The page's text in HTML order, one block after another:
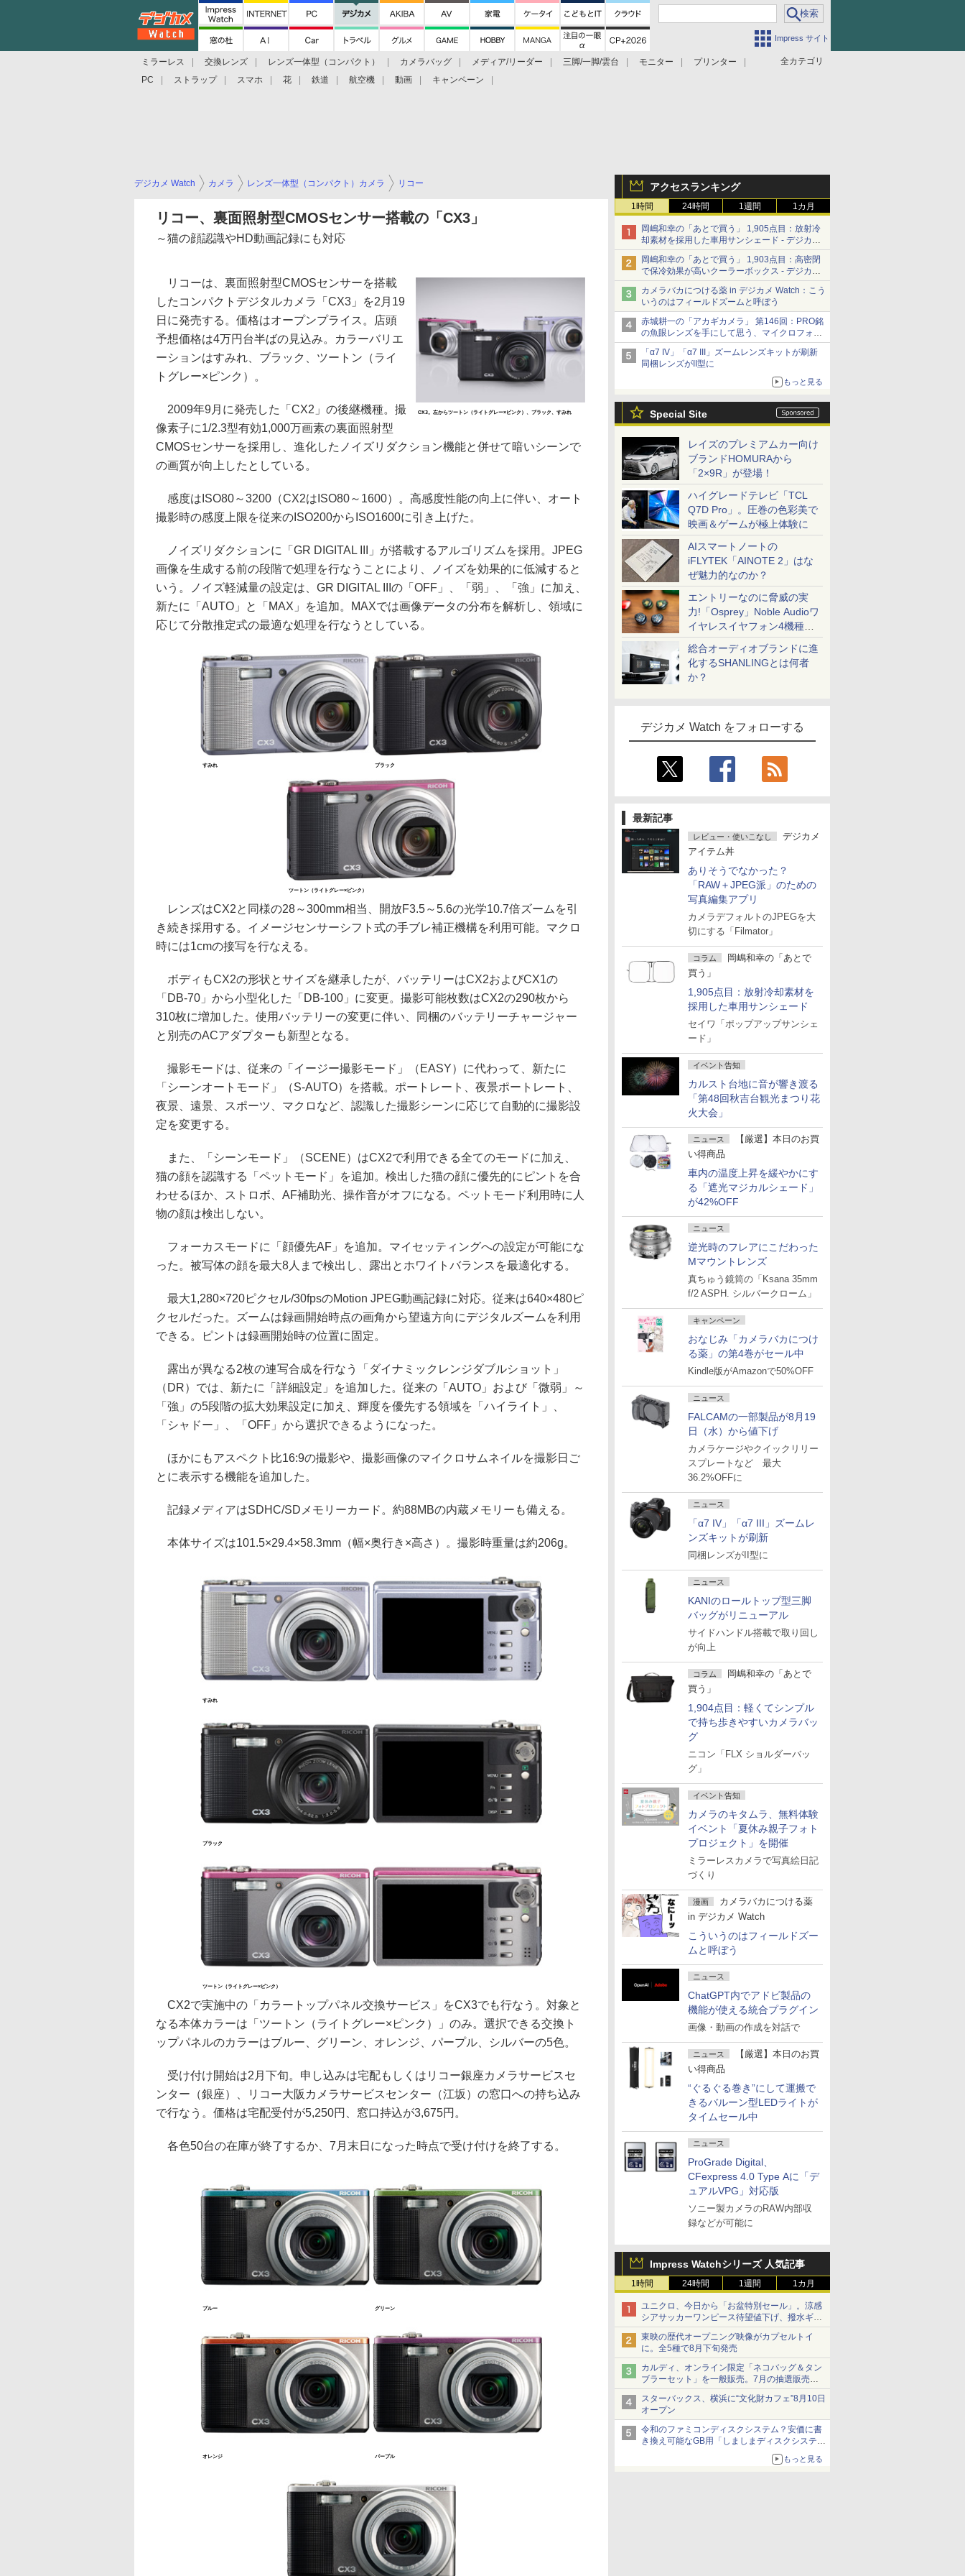
Impress サイト
全カテゴリ
ミラーレス 交換レンズ レンズ一体型（コンパクト） カメラバッグ メディア/リーダー 三脚/一脚/雲台 モニター
プリンター
PC
ストラップ スマホ 花 鉄道 航空機 動画 キャンペーン
アクセスランキング
1時間 24時間 1週間 1カ月
岡嶋和幸の「あとで買う」 1,905点目：放射冷
却素材を採用した車用サンシェード - デジカメ
Watch
岡嶋和幸の「あとで買う」 1,903点目：高密閉
で保冷効果が高いクーラーボックス - デジカメ
Watch
カメラバカにつける薬 in デジカメ Watch：こう
いうのはフィールドズームと呼ぼう
赤城耕一の「アカギカメラ」 第146回：PRO銘
の魚眼レンズを手にして思う、マイクロフォー
サーズへの期待と可能性
「α7 IV」「α7 III」ズームレンズキットが刷新
同梱レンズがII型に
もっと見る
Special Site
レイズのプレミアムカー向け
ブランドHOMURAから
「2×9R」が登場！
ハイグレードテレビ「TCL
Q7D Pro」。圧巻の色彩美で
映画＆ゲームが極上体験に
AIスマートノートの
iFLYTEK「AINOTE 2」はな
ぜ魅力的なのか？
エントリーなのに脅威の実
力!「Osprey」Noble Audioワ
イヤレスイヤフォン4機種を
一気に聴く
総合オーディオブランドに進
化するSHANLINGとは何者
か？
デジカメ Watch をフォローする
最新記事
レビュー・使いこなし
デジカメ
アイテム丼
ありそうでなかった？
「RAW＋JPEG派」のための
写真編集アプリ
カメラデフォルトのJPEGを大
切にする「Filmator」
コラム
岡嶋和幸の「あとで
買う」
1,905点目：放射冷却素材を
採用した車用サンシェード
セイワ「ポップアップサンシェ
ード」
イベント告知
カルスト台地に音が響き渡る
「第48回秋吉台観光まつり花
火大会」
ニュース
【厳選】本日のお買
い得商品
車内の温度上昇を緩やかにす
る「遮光マジカルシェード」
が42%OFF
ニュース
逆光時のフレアにこだわった
Mマウントレンズ
真ちゅう鏡筒の「Ksana 35mm
f/2 ASPH. シルバークローム」
キャンペーン
おなじみ「カメラバカにつけ
る薬」の第4巻がセール中
Kindle版がAmazonで50%OFF
ニュース
FALCAMの一部製品が8月19
日（水）から値下げ
カメラケージやクイックリリー
スプレートなど 最大
36.2%OFFに
ニュース
「α7 IV」「α7 III」ズームレ
ンズキットが刷新
同梱レンズがII型に
ニュース
KANIのロールトップ型三脚
バッグがリニューアル
サイドハンドル搭載で取り回し
が向上
コラム
岡嶋和幸の「あとで
買う」
1,904点目：軽くてシンプル
で持ち歩きやすいカメラバッ
グ
ニコン「FLX ショルダーバッ
グ」
イベント告知
カメラのキタムラ、無料体験
イベント「夏休み親子フォト
プロジェクト」を開催
ミラーレスカメラで写真絵日記
づくり
漫画
カメラバカにつける薬
in デジカメ Watch
こういうのはフィールドズー
ムと呼ぼう
ニュース
ChatGPT内でアドビ製品の
機能が使える統合プラグイン
画像・動画の作成を対話で
ニュース
【厳選】本日のお買
い得商品
“ぐるぐる巻き”にして運搬で
きるバルーン型LEDライトが
タイムセール中
ニュース
ProGrade Digital、
CFexpress 4.0 Type Aに「デ
ュアルVPG」対応版
ソニー製カメラのRAW内部収
録などが可能に
Impress Watchシリーズ 人気記事
1時間 24時間 1週間 1カ月
ユニクロ、今日から「お盆特別セール」。涼感
シアサッカーワンピース待望値下げ、撥水ギア
ショーツは1990円に
東映の歴代オープニング映像がカプセルトイ
に。全5種で8月下旬発売
カルディ、オンライン限定「ネコバッグ＆タン
ブラーセット」を一般販売。7月の抽選販売の
当選無効分
スターバックス、横浜に“文化財カフェ”8月10日
オープン
令和のファミコンディスクシステム？安価に書
き換え可能なGB用「しましまディスクシステ
もっと見る
デジカメ Watch カメラ レンズ一体型（コンパクト）カメラ リコー
リコー、裏面照射型CMOSセンサー搭載の「CX3」
～猫の顔認識やHD動画記録にも対応
CX3。左からツートン（ライトグレー×ピンク）、ブラック、すみれ
リコーは、裏面照射型CMOSセンサーを搭載
したコンパクトデジタルカメラ「CX3」を2月19
日に発売する。価格はオープンプライス。店頭
予想価格は4万円台半ばの見込み。カラーバリエ
ーションはすみれ、ブラック、ツートン（ライ
トグレー×ピンク）。
2009年9月に発売した「CX2」の後継機種。撮
像素子に1/2.3型有効1,000万画素の裏面照射型
CMOSセンサーを採用し、進化したノイズリダクション機能と併せて暗いシーンで
の画質が向上したとしている。
感度はISO80～3200（CX2はISO80～1600）。高感度性能の向上に伴い、オート
撮影時の感度上限を従来のISO200からISO1600に引き上げた。
ノイズリダクションに「GR DIGITAL III」が搭載するアルゴリズムを採用。JPEG
画像を生成する前の段階で処理を行なうことにより、ノイズを効果的に低減すると
いう。ノイズ軽減量の設定は、GR DIGITAL IIIの「OFF」、「弱」、「強」に加え、
新たに「AUTO」と「MAX」を追加。MAXでは画像データの分布を解析し、領域に
応じて分散推定式の最適な処理を行なうとしている。
すみれ ブラック
ツートン（ライトグレー×ピンク）
レンズはCX2と同様の28～300mm相当、開放F3.5～5.6の光学10.7倍ズームを引
き続き採用する。イメージセンサーシフト式の手ブレ補正機構を利用可能。マクロ
時には1cmの接写を行なえる。
ボディもCX2の形状とサイズを継承したが、バッテリーはCX2およびCX1の
「DB-70」から小型化した「DB-100」に変更。撮影可能枚数はCX2の290枚から
310枚に増加した。使用バッテリーの変更に伴い、同梱のバッテリーチャージャー
と別売のACアダプターも新型となる。
撮影モードは、従来の「イージー撮影モード」（EASY）に代わって、新たに
「シーンオートモード」（S-AUTO）を搭載。ポートレート、夜景ポートレート、
夜景、遠景、スポーツ、マクロなど、認識した撮影シーンに応じて自動的に撮影設
定を変更する。
また、「シーンモード」（SCENE）はCX2で利用できる全てのモードに加え、
猫の顔を認識する「ペットモード」を追加。検出した猫の顔に優先的にピントを合
わせるほか、ストロボ、AF補助光、操作音がオフになる。ペットモード利用時に人
物の顔は検出しない。
フォーカスモードに「顔優先AF」を追加。マイセッティングへの設定が可能にな
った。被写体の顔を最大8人まで検出し、露出とホワイトバランスを最適化する。
最大1,280×720ピクセル/30fpsのMotion JPEG動画記録に対応。従来は640×480ピ
クセルだった。ズームは録画開始時点の画角から望遠方向にデジタルズームを利用
できる。ピントは録画開始時の位置に固定。
露出が異なる2枚の連写合成を行なう「ダイナミックレンジダブルショット」
（DR）では、新たに「詳細設定」を追加した。従来の「AUTO」および「微弱」～
「強」の5段階の拡大効果設定に加え、輝度を優先する領域を「ハイライト」、
「シャドー」、「OFF」から選択できるようになった。
ほかにもアスペクト比16:9の撮影や、撮影画像のマイクロサムネイルを撮影日ご
とに表示する機能を追加した。
記録メディアはSDHC/SDメモリーカード。約88MBの内蔵メモリーも備える。
本体サイズは101.5×29.4×58.3mm（幅×奥行き×高さ）。撮影時重量は約206g。
すみれ
ブラック
ツートン（ライトグレー×ピンク）
CX2で実施中の「カラートップパネル交換サービス」をCX3でも行なう。対象と
なる本体カラーは「ツートン（ライトグレー×ピンク）」のみ。選択できる交換ト
ップパネルのカラーはブルー、グリーン、オレンジ、パープル、シルバーの5色。
受け付け開始は2月下旬。申し込みは宅配もしくはリコー銀座カメラサービスセ
ンター（銀座）、リコー大阪カメラサービスセンター（江坂）の窓口への持ち込み
で行なう。価格は宅配受付が5,250円、窓口持込が3,675円。
各色50台の在庫が終了するか、7月末日になった時点で受け付けを終了する。
ブルー グリーン
オレンジ パープル